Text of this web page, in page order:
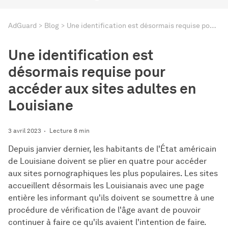
AdGuard Blog Une identification est désormais requise pour accéder aux sites adultes en Louisiane
Une identification est
désormais requise pour
accéder aux sites adultes en
Louisiane
3 avril 2023 Lecture 8 min
Depuis janvier dernier, les habitants de l'État américain
de Louisiane doivent se plier en quatre pour accéder
aux sites pornographiques les plus populaires. Les sites
accueillent désormais les Louisianais avec une page
entière les informant qu'ils doivent se soumettre à une
procédure de vérification de l'âge avant de pouvoir
continuer à faire ce qu'ils avaient l'intention de faire.